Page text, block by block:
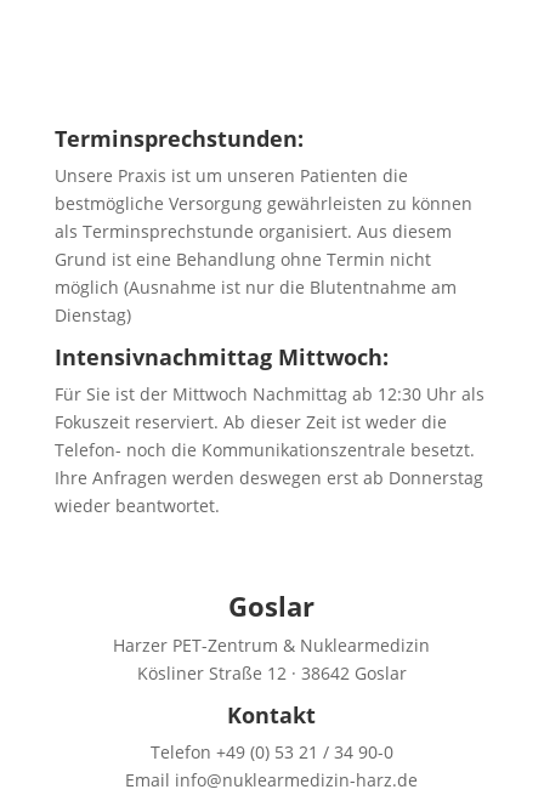
Terminsprechstunden:
Unsere Praxis ist um unseren Patienten die
bestmögliche Versorgung gewährleisten zu können
als Terminsprechstunde organisiert. Aus diesem
Grund ist eine Behandlung ohne Termin nicht
möglich (Ausnahme ist nur die Blutentnahme am
Dienstag)
Intensivnachmittag Mittwoch:
Für Sie ist der Mittwoch Nachmittag ab 12:30 Uhr als
Fokuszeit reserviert. Ab dieser Zeit ist weder die
Telefon- noch die Kommunikationszentrale besetzt.
Ihre Anfragen werden deswegen erst ab Donnerstag
wieder beantwortet.
Goslar
Harzer PET-Zentrum & Nuklearmedizin
Kösliner Straße 12 · 38642 Goslar
Kontakt
Telefon +49 (0) 53 21 / 34 90-0
Email info@nuklearmedizin-harz.de